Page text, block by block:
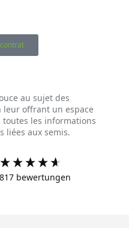
au sujet des
leur offrant un espace
les informations
liées aux semis.
bewertungen